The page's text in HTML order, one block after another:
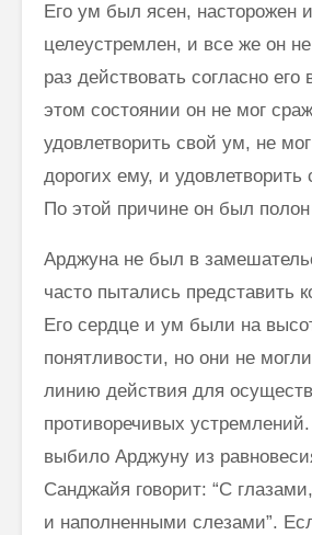
Его ум был ясен, насторожен и
целеустремлен, и все же он
раз действовать согласно
этом состоянии он не мог
удовлетворить свой ум, не
дорогих ему, и удовлетворить
По этой причине он был полон
Арджуна не был в
часто пытались представить
Его сердце и ум были на
понятливости, но они не
линию действия для
противо­речивых
выбило Арджуну из
Санджайя говорит: “С
и наполненными сле­зами”.